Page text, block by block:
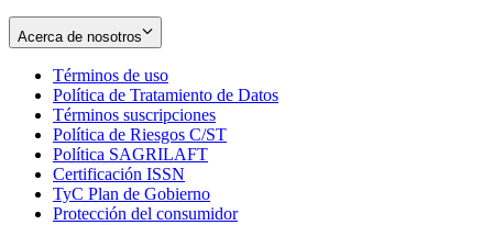
Acerca de nosotros
Términos de uso
in
new
window
Política de Tratamiento de Datos
Términos suscripciones
in
Política de Riesgos C/ST
Política SAGRILAFT
new
window
Certificación ISSN
in
new
TyC Plan de Gobierno
in
Protección del consumidorOpens